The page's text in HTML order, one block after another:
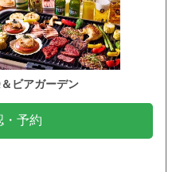
ビアガーデン
・予約